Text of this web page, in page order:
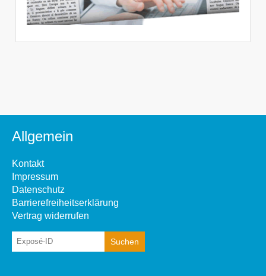
Allgemein
Kontakt
Impressum
Datenschutz
Barrierefreiheitserklärung
Vertrag widerrufen